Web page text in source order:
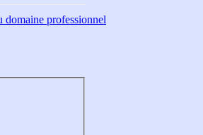
professionnel